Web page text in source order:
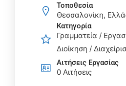
Τοποθεσία
Θεσσαλονίκη,
Κατηγορία
Γραμματεία /
Διοίκηση /
Αιτήσεις Eργασίας
0 Αιτήσεις